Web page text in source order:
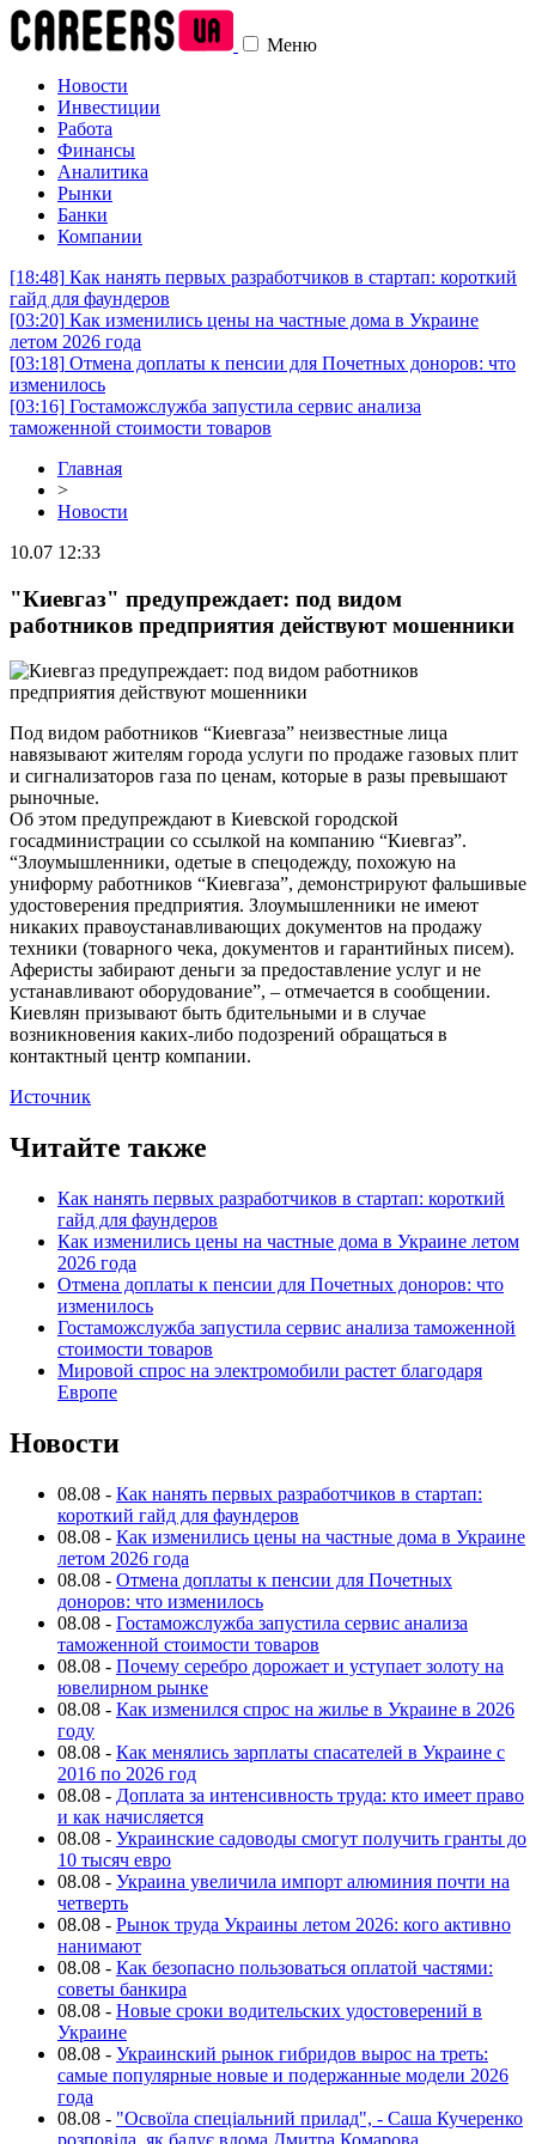
Меню
Новости
Инвестиции
Работа
Финансы
Аналитика
Рынки
Банки
Компании
[18:48] Как нанять первых разработчиков в стартап: короткий
гайд для фаундеров
[03:20] Как изменились цены на частные дома в Украине
летом 2026 года
[03:18] Отмена доплаты к пенсии для Почетных доноров: что
изменилось
[03:16] Гостаможслужба запустила сервис анализа
таможенной стоимости товаров
Главная
>
Новости
10.07 12:33
"Киевгаз" предупреждает: под видом
работников предприятия действуют мошенники
Под видом работников “Киевгаза” неизвестные лица
навязывают жителям города услуги по продаже газовых плит
и сигнализаторов газа по ценам, которые в разы превышают
рыночные.
Об этом предупреждают в Киевской городской
госадминистрации со ссылкой на компанию “Киевгаз”.
“Злоумышленники, одетые в спецодежду, похожую на
униформу работников “Киевгаза”, демонстрируют фальшивые
удостоверения предприятия. Злоумышленники не имеют
никаких правоустанавливающих документов на продажу
техники (товарного чека, документов и гарантийных писем).
Аферисты забирают деньги за предоставление услуг и не
устанавливают оборудование”, – отмечается в сообщении.
Киевлян призывают быть бдительными и в случае
возникновения каких-либо подозрений обращаться в
контактный центр компании.
Источник
Читайте также
Как нанять первых разработчиков в стартап: короткий
гайд для фаундеров
Как изменились цены на частные дома в Украине летом
2026 года
Отмена доплаты к пенсии для Почетных доноров: что
изменилось
Гостаможслужба запустила сервис анализа таможенной
стоимости товаров
Мировой спрос на электромобили растет благодаря
Европе
Новости
08.08 - Как нанять первых разработчиков в стартап:
короткий гайд для фаундеров
08.08 - Как изменились цены на частные дома в Украине
летом 2026 года
08.08 - Отмена доплаты к пенсии для Почетных
доноров: что изменилось
08.08 - Гостаможслужба запустила сервис анализа
таможенной стоимости товаров
08.08 - Почему серебро дорожает и уступает золоту на
ювелирном рынке
08.08 - Как изменился спрос на жилье в Украине в 2026
году
08.08 - Как менялись зарплаты спасателей в Украине с
2016 по 2026 год
08.08 - Доплата за интенсивность труда: кто имеет право
и как начисляется
08.08 - Украинские садоводы смогут получить гранты до
10 тысяч евро
08.08 - Украина увеличила импорт алюминия почти на
четверть
08.08 - Рынок труда Украины летом 2026: кого активно
нанимают
08.08 - Как безопасно пользоваться оплатой частями:
советы банкира
08.08 - Новые сроки водительских удостоверений в
Украине
08.08 - Украинский рынок гибридов вырос на треть:
самые популярные новые и подержанные модели 2026
года
08.08 - "Освоїла спеціальний прилад", - Саша Кучеренко
розповіла, як балує вдома Дмитра Комарова